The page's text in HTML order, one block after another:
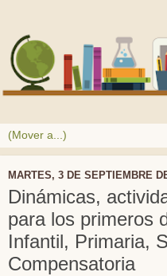
MARTES, 3 DE SEPTIEMBRE
Dinámicas,
para los primeros
Infantil, Primaria,
Compensatoria